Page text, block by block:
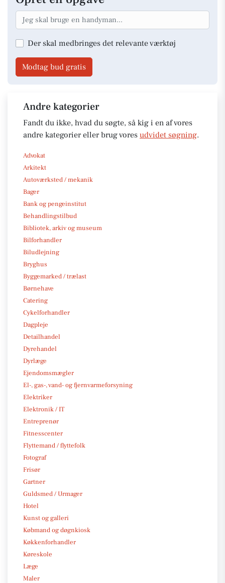
Der skal medbringes det relevante værktøj
Modtag bud gratis
Andre kategorier
Fandt du ikke, hvad du søgte, så kig i en af vores
andre kategorier eller brug vores udvidet søgning.
Advokat
Arkitekt
Autoværksted / mekanik
Bager
Bank og pengeinstitut
Behandlingstilbud
Bibliotek, arkiv og museum
Bilforhandler
Biludlejning
Bryghus
Byggemarked / trælast
Børnehave
Catering
Cykelforhandler
Dagpleje
Detailhandel
Dyrehandel
Dyrlæge
Ejendomsmægler
El-, gas-, vand- og fjernvarmeforsyning
Elektriker
Elektronik / IT
Entreprenør
Fitnesscenter
Flyttemand / flyttefolk
Fotograf
Frisør
Gartner
Guldsmed / Urmager
Hotel
Kunst og galleri
Købmand og døgnkiosk
Køkkenforhandler
Køreskole
Læge
Maler